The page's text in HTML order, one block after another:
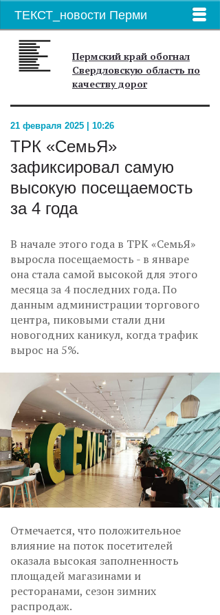
ТЕКСТ_новости Перми
Пермский край обогнал
Свердловскую область по
качеству дорог
21 февраля 2025 | 10:26
ТРК «СемьЯ»
зафиксировал самую
высокую посещаемость
за 4 года
В начале этого года в ТРК «СемьЯ»
выросла посещаемость - в январе
она стала самой высокой для этого
месяца за 4 последних года. По
данным администрации торгового
центра, пиковыми стали дни
новогодних каникул, когда трафик
вырос на 5%.
Отмечается, что положительное
влияние на поток посетителей
оказала высокая заполненность
площадей магазинами и
ресторанами, сезон зимних
распродаж.